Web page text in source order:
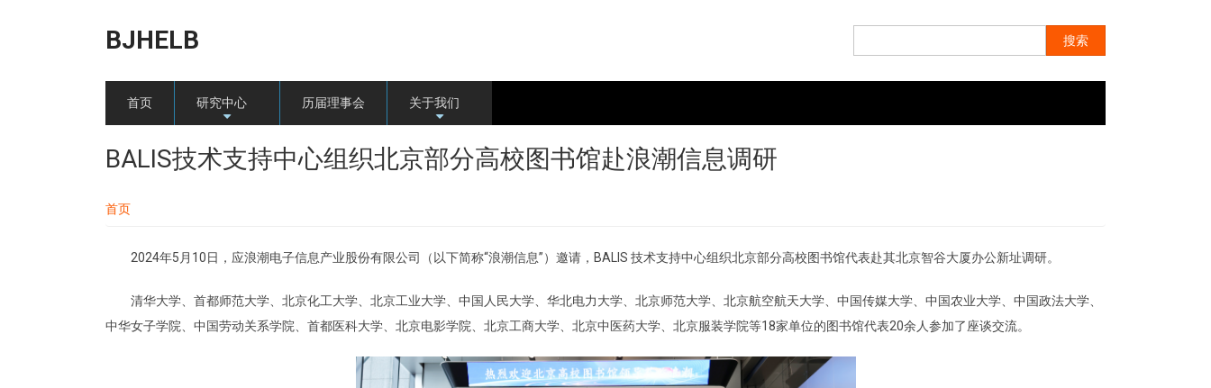
BJHELB
首页
+
研究中心 历届理事会
+
关于我们
BALIS技术支持中心组织北京部分高校图书馆赴浪潮信息调研
首页
2024年5月10日，应浪潮电子信息产业股份有限公司（以下简称“浪潮信息”）邀请，BALIS 技术支持中心组织北京部分高校图书馆代表赴其北京智谷大厦办公新址调研。
清华大学、首都师范大学、北京化工大学、北京工业大学、中国人民大学、华北电力大学、北京师范大学、北京航空航天大学、中国传媒大学、中国农业大学、中国政法大学、
中华女子学院、中国劳动关系学院、首都医科大学、北京电影学院、北京工商大学、北京中医药大学、北京服装学院等18家单位的图书馆代表20余人参加了座谈交流。